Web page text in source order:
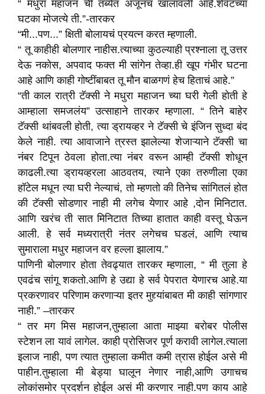
“ मधुरा महाजन ची तब्येत अजूनच खालावली आहे.शेवटच्या
घटका मोजत्ये ती.”-तारकर
“मी...पण...” क्षिती बोलायचं प्रयत्न करत म्हणाली.
“ तू काहीही बोलणार नाहीस.त्याच्या कुठल्याही प्रश्नाला तू उत्तर
देऊ नकोस, अपवाद फक्त मी सांगेन तेव्हा.ही खूप गंभीर घटना
आहे आणि काही गोष्टींबाबत तू मौन बाळगणं हेच हिताचं आहे.”
“ती काल रात्री टॅक्सी ने मधुरा महाजन च्या घरी गेली होती हे
आम्हाला समजलंय” उत्साहाने तारकर म्हणाला. “ तिने बाहेर
टॅक्सी थांबवली होती, त्या ड्रायव्हर ने टॅक्सी चे इंजिन सुध्दा बंद
केले नाही. त्या आवाजाने त्रस्त झालेल्या शेजाऱ्याने टॅक्सी चा
नंबर टिपून ठेवला होता.त्या नंबर वरून आम्ही टॅक्सी शोधून
काढली.त्या ड्रायव्हरला आठवतय, त्याने एका तरुणीला एका
हॉटेल मधून त्या घरी नेल्याचं, तो म्हणतो की तिनेच सांगितलं होत
की टॅक्सी सोडणार नाही मी लगेच येणार आहे ,दोन मिनिटात.
आणि खरंच ती सात मिनिटात तिच्या हातात काही वस्तू घेऊन
आली. हे सर्व मध्यरात्री नंतर लगेचच घडलं, आणि त्याच
सुमाराला मधुर महाजन वर हल्ला झालाय.”
पाणिनी बोलणार होता तेवढ्यात तारकर म्हणाला, “ मी तुला हे
एवढंच सांगू शकतो.आणि हे उद्या हे सर्व पेपरात येणारच आहे.या
प्रकरणावर परिणाम करणाऱ्या इतर मुद्द्यांबाबत मी काही सांगणार
नाही.” –तारकर
“ तर मग मिस महाजन,तुम्हाला आता माझ्या बरोबर पोलीस
स्टेशन ला यावं लागेल. काही प्रोसिजर पूर्ण करावी लागेल.त्याला
इलाज नाही, पण त्यात तुम्हाला कमीत कमी त्रास होईल असे मी
पाहीन.तुम्हाला मी बेड्या घालून नेणार नाही,आणि उगाचच
लोकांसमोर प्रदर्शन होईल असं मी करणार नाही.पण काय आहे